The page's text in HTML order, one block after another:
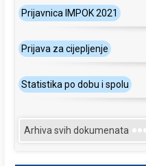
Prijavnica IMPOK 2021
Prijava za cijepljenje
Statistika po dobu i spolu
Arhiva svih dokumenata